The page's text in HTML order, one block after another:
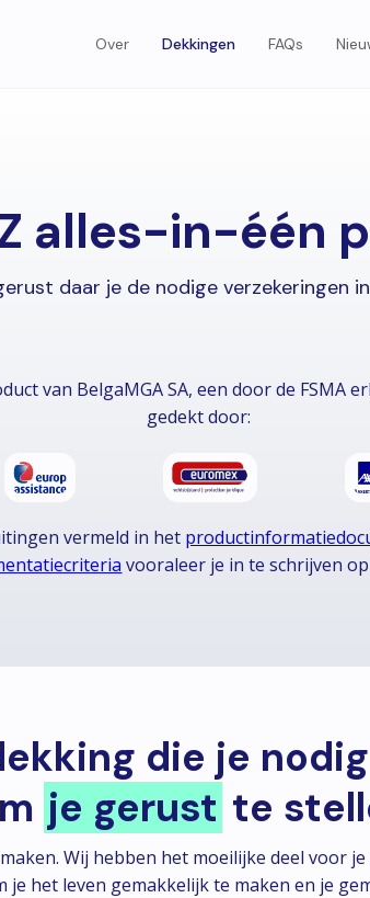
Over Dekkingen FAQs
alles-in-één
daar je de nodige verzekeringen
van BelgaMGA SA, een door de FSMA
gedekt door:
vermeld in het
vooraleer je in te schrijven op
die je
je gerust te
Wij hebben het moeilijke deel voor
je het leven gemakkelijk te maken en je